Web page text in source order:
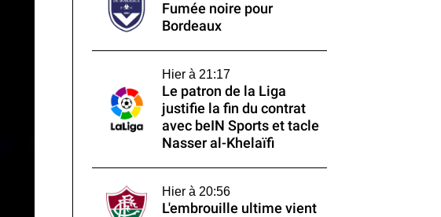
Fumée noire pour
Bordeaux
Hier à 21:17
Le patron de la Liga
justifie la fin du contrat
avec beIN Sports et tacle
Nasser al-Khelaïfi
Hier à 20:56
L'embrouille ultime vient